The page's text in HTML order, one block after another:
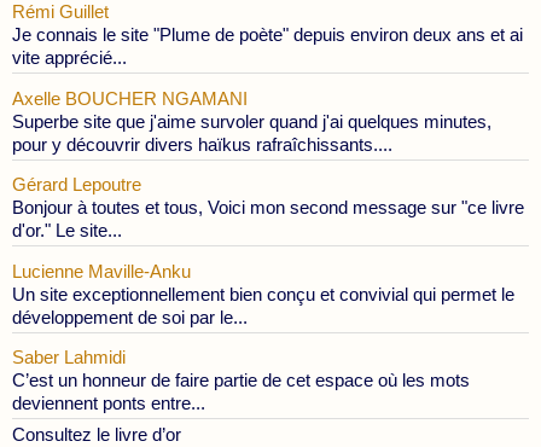
Rémi Guillet
Je connais le site "Plume de poète" depuis environ deux ans et ai
vite apprécié...
Axelle BOUCHER NGAMANI
Superbe site que j'aime survoler quand j'ai quelques minutes,
pour y découvrir divers haïkus rafraîchissants....
Gérard Lepoutre
Bonjour à toutes et tous, Voici mon second message sur "ce livre
d'or." Le site...
Lucienne Maville-Anku
Un site exceptionnellement bien conçu et convivial qui permet le
développement de soi par le...
Saber Lahmidi
C’est un honneur de faire partie de cet espace où les mots
deviennent ponts entre...
Consultez le livre d’or